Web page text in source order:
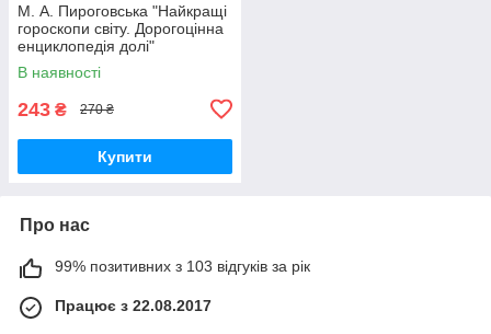
М. А. Пироговська "Найкращі
гороскопи світу. Дорогоцінна
енциклопедія долі"
В наявності
243 ₴ 270 ₴
Купити
Про нас
99% позитивних з 103 відгуків за рік
Працює з 22.08.2017